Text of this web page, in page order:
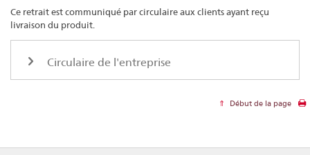
Ce retrait est communiqué par circulaire aux clients ayant reçu
livraison du produit.
Circulaire de l'entreprise
Début de la page